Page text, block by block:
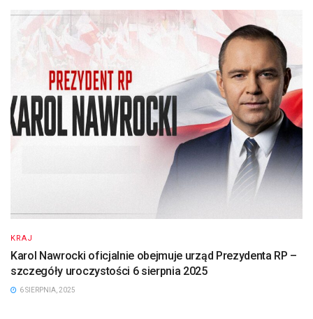
KRAJ
Karol Nawrocki oficjalnie obejmuje urząd Prezydenta RP –
szczegóły uroczystości 6 sierpnia 2025
6 SIERPNIA, 2025